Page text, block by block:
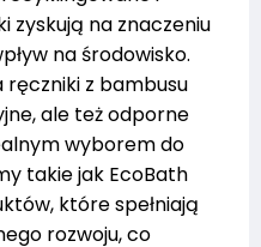
zyskują na znaczeniu
na środowisko.
ręczniki z bambusu
ale też odporne
wyborem do
takie jak EcoBath
które spełniają
rozwoju, co